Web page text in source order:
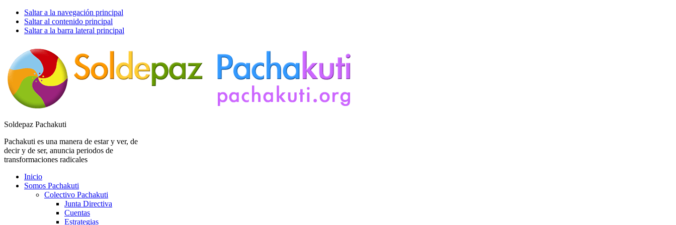
Saltar a la navegación principal
Saltar al contenido principal
Saltar a la barra lateral principal
Soldepaz Pachakuti
Pachakuti es una manera de estar y ver, de
decir y de ser, anuncia periodos de
transformaciones radicales
Inicio
Somos Pachakuti
Colectivo Pachakuti
Junta Directiva
Cuentas
Estrategias